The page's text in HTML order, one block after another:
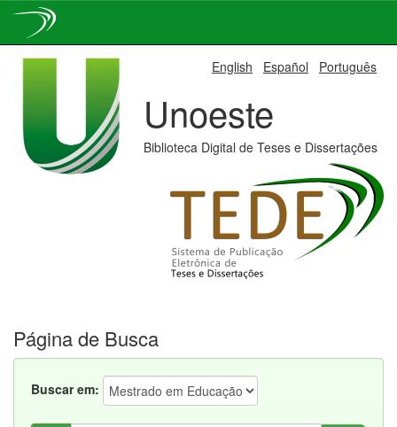
English Español Português
Unoeste
Biblioteca Digital de Teses e Dissertações
Página de Busca
Buscar em: